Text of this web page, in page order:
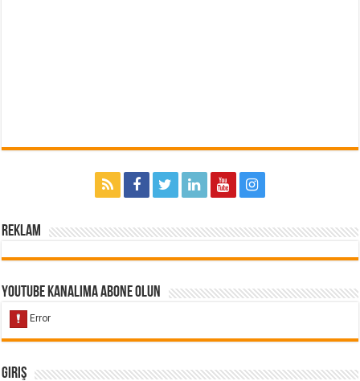
Reklam
Youtube Kanalıma Abone Olun
Giriş